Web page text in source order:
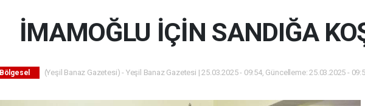
İMAMOĞLU İÇİN SANDIĞA
Bölgesel (Yeşil Banaz Gazetesi) - Yeşil Banaz Gazetesi | 25.03.2025 - 09:54, Güncelleme: 25.03.2025 -